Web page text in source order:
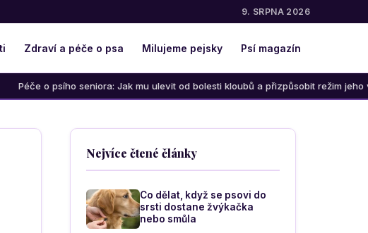
9. SRPNA 2026
Zdraví a péče o psa Milujeme pejsky Psí magazín
Jak mu ulevit od bolesti kloubů a přizpůsobit režim jeho věku
Nejvíce čtené články
Co dělat, když se psovi do
srsti dostane žvýkačka
nebo smůla